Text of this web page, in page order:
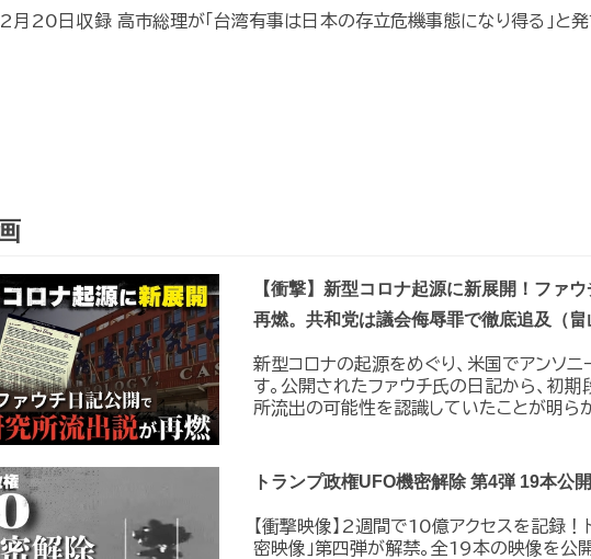
20日収録 高市総理が「台湾有事は日本の存立危機事態になり得る」と発
【衝撃】新型コロナ起源に新展開！ファ
再燃。共和党は議会侮辱罪で徹底追及（畠
新型コロナの起源をめぐり、米国でアンソ
す。公開されたファウチ氏の日記から、初
所流出の可能性を認識していたことが明ら
トランプ政権UFO機密解除 第4弾 19本公
【衝撃映像】2週間で10億アクセスを記録
密映像｣第四弾が解禁。全19本の映像を公